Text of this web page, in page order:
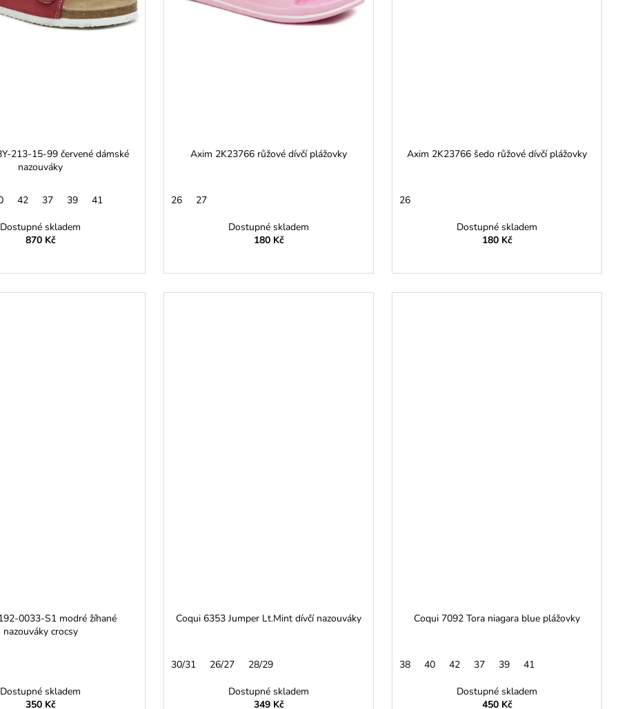
213-15-99 červené dámské
nazouváky
42 37 39 41
Dostupné skladem
870 Kč
Axim 2K23766 růžové dívčí plážovky
26 27
Dostupné skladem
180 Kč
Axim 2K23766 šedo růžové dívčí plážovky
26
Dostupné skladem
180 Kč
0033-S1 modré žíhané
nazouváky crocsy
Dostupné skladem
350 Kč
Coqui 6353 Jumper Lt.Mint dívčí nazouváky
30/31 26/27 28/29
Dostupné skladem
349 Kč
Coqui 7092 Tora niagara blue plážovky
38 40 42 37 39 41
Dostupné skladem
450 Kč